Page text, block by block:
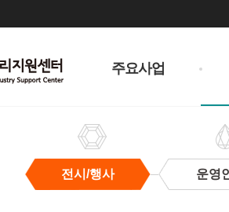
주요사업
전시/행사 운영